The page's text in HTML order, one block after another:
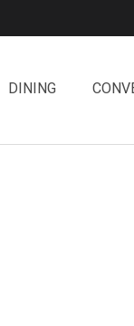
DINING